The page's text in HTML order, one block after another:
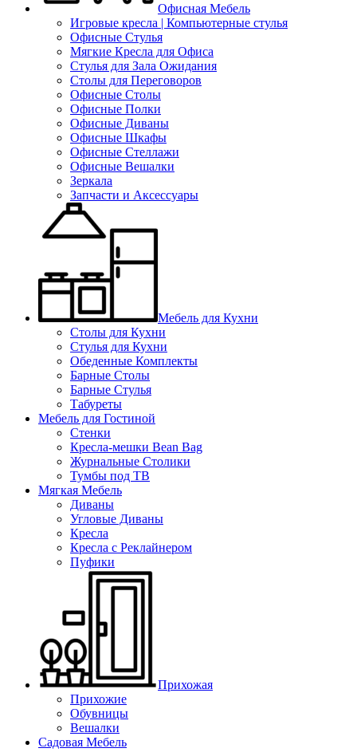
Офисная Мебель
Игровые кресла | Компьютерные стулья
Офисные Стулья
Мягкие Кресла для Офиса
Стулья для Зала Ожидания
Столы для Переговоров
Офисные Столы
Офисные Полки
Офисные Диваны
Офисные Шкафы
Офисные Стеллажи
Офисные Вешалки
Зеркала
Запчасти и Аксессуары
Мебель для Кухни
Столы для Кухни
Стулья для Кухни
Обеденные Комплекты
Барные Столы
Барные Стулья
Табуреты
Мебель для Гостиной
Стенки
Кресла-мешки Bean Bag
Журнальные Столики
Тумбы под ТВ
Мягкая Мебель
Диваны
Угловые Диваны
Кресла
Кресла с Реклайнером
Пуфики
Прихожая
Прихожие
Обувницы
Вешалки
Садовая Мебель